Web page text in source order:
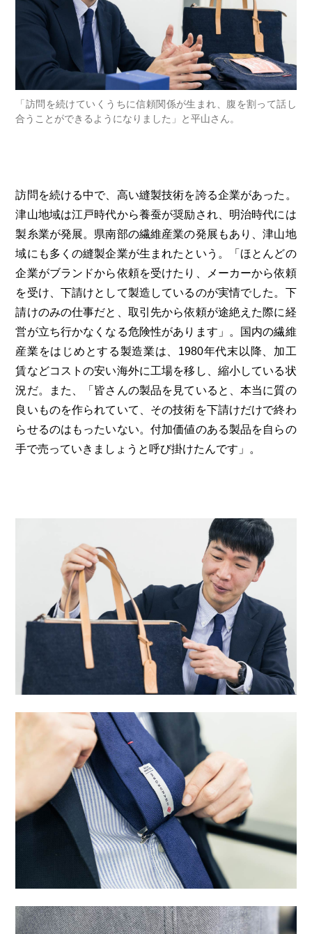
「訪問を続けていくうちに信頼関係が生まれ、腹を割って話し
合うことができるようになりました」と平山さん。
訪問を続ける中で、高い縫製技術を誇る企業があった。
津山地域は江戸時代から養蚕が奨励され、明治時代には
製糸業が発展。県南部の繊維産業の発展もあり、津山地
域にも多くの縫製企業が生まれたという。「ほとんどの
企業がブランドから依頼を受けたり、メーカーから依頼
を受け、下請けとして製造しているのが実情でした。下
請けのみの仕事だと、取引先から依頼が途絶えた際に経
営が立ち行かなくなる危険性があります」。国内の繊維
産業をはじめとする製造業は、1980年代末以降、加工
賃などコストの安い海外に工場を移し、縮小している状
況だ。また、「皆さんの製品を見ていると、本当に質の
良いものを作られていて、その技術を下請けだけで終わ
らせるのはもったいない。付加価値のある製品を自らの
手で売っていきましょうと呼び掛けたんです」。